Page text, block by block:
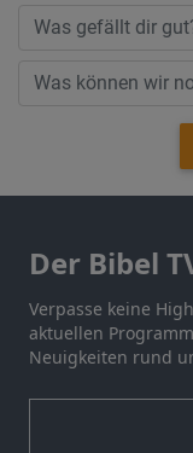
Der Bibel
Verpasse keine
aktuellen
Neuigkeiten rund